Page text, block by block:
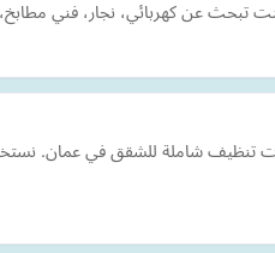
تبحث عن كهربائي، نجار، فني
شاملة للشقق في عمان.